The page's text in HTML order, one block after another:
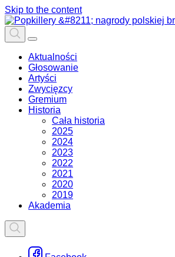
Skip to the content
Aktualności
Głosowanie
Artyści
Zwycięzcy
Gremium
Historia
Cała historia
2025
2024
2023
2022
2021
2020
2019
Akademia